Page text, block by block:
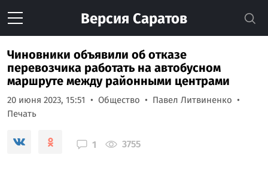
Версия Саратов
Чиновники объявили об отказе
перевозчика работать на автобусном
маршруте между районными центрами
20 июня 2023, 15:51 Общество
Павел Литвиненко
Печать
1 3755